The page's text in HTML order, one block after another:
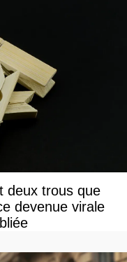
deux trous que
devenue virale